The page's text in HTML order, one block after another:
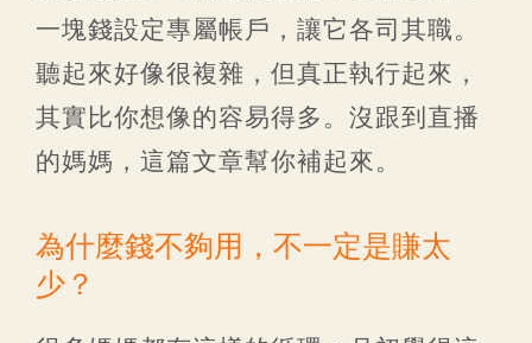
一塊錢設定專屬帳戶，讓它各司其職。
聽起來好像很複雜，但真正執行起來，
其實比你想像的容易得多。沒跟到直播
的媽媽，這篇文章幫你補起來。
為什麼錢不夠用，不一定是賺太
少？